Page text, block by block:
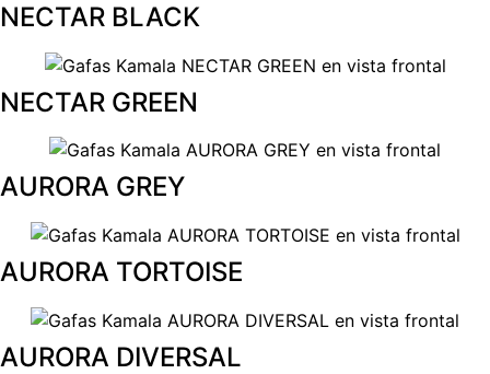
NECTAR BLACK
NECTAR GREEN
AURORA GREY
AURORA TORTOISE
AURORA DIVERSAL